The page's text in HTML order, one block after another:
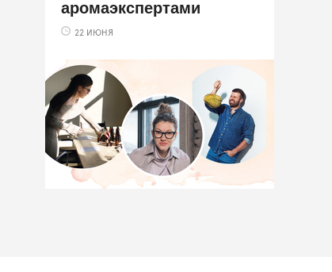
аромаэкспертами
22 ИЮНЯ